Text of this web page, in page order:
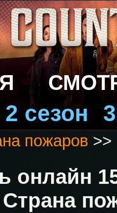
2 сезон
пожаров >>
онлайн
Страна